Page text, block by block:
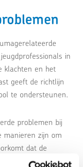
in
klachten en het
geeft de richtlijn
te ondersteunen.
problemen bij
manieren zijn om
dat de
ontwikkeling